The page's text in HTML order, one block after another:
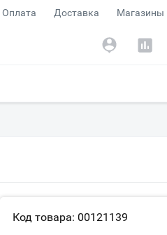
Оплата Доставка Магазины
Код товара: 00121139